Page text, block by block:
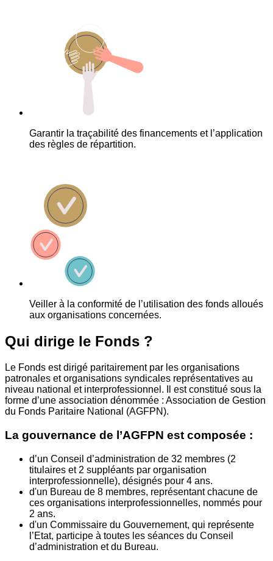
Garantir la traçabilité des financements et l’application
des règles de répartition.
Veiller à la conformité de l’utilisation des fonds alloués
aux organisations concernées.
Qui dirige le Fonds ?
Le Fonds est dirigé paritairement par les organisations
patronales et organisations syndicales représentatives au
niveau national et interprofessionnel. Il est constitué sous la
forme d’une association dénommée : Association de Gestion
du Fonds Paritaire National (AGFPN).
La gouvernance de l’AGFPN est composée :
d’un Conseil d’administration de 32 membres (2
titulaires et 2 suppléants par organisation
interprofessionnelle), désignés pour 4 ans.
d'un Bureau de 8 membres, représentant chacune de
ces organisations interprofessionnelles, nommés pour
2 ans.
d'un Commissaire du Gouvernement, qui représente
l’Etat, participe à toutes les séances du Conseil
d’administration et du Bureau.